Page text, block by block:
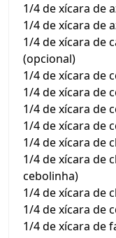
1/4 de xícara de
1/4 de xícara de
1/4 de xícara de
(opcional)
1/4 de xícara de
1/4 de xícara de
1/4 de xícara de
1/4 de xícara de
1/4 de xícara de
1/4 de xícara de
cebolinha)
1/4 de xícara de
1/4 de xícara de
1/4 de xícara de